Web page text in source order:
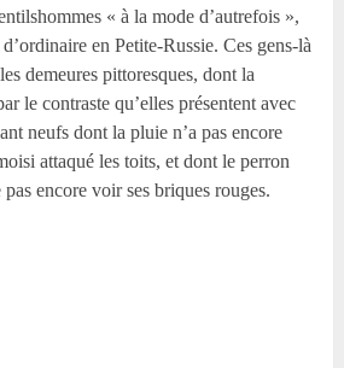
« à la mode d’autrefois »,
en Petite-Russie. Ces gens-là
demeures pittoresques, dont la
le contraste qu’elles présentent avec
neufs dont la pluie n’a pas encore
attaqué les toits, et dont le perron
encore voir ses briques rouges.